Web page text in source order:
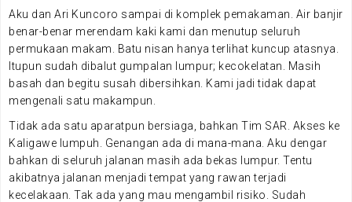
Aku dan Ari Kuncoro sampai di komplek pemakaman. Air banjir
benar-benar merendam kaki kami dan menutup seluruh
permukaan makam. Batu nisan hanya terlihat kuncup atasnya.
Itupun sudah dibalut gumpalan lumpur; kecokelatan. Masih
basah dan begitu susah dibersihkan. Kami jadi tidak dapat
mengenali satu makampun.
Tidak ada satu aparatpun bersiaga, bahkan Tim SAR. Akses ke
Kaligawe lumpuh. Genangan ada di mana-mana. Aku dengar
bahkan di seluruh jalanan masih ada bekas lumpur. Tentu
akibatnya jalanan menjadi tempat yang rawan terjadi
kecelakaan. Tak ada yang mau mengambil risiko. Sudah